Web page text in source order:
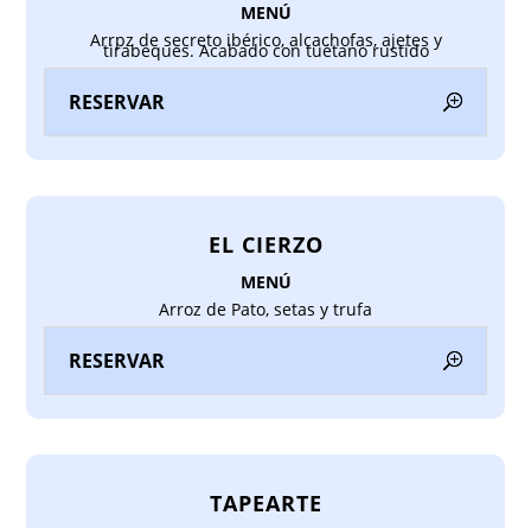
MENÚ
Arrpz de secreto ibérico, alcachofas, ajetes y
tirabeques. Acabado con tuétano rustido
RESERVAR
EL CIERZO
MENÚ
Arroz de Pato, setas y trufa
RESERVAR
TAPEARTE